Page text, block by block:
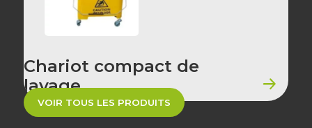
Chariot compact de
lavage
VOIR TOUS LES PRODUITS